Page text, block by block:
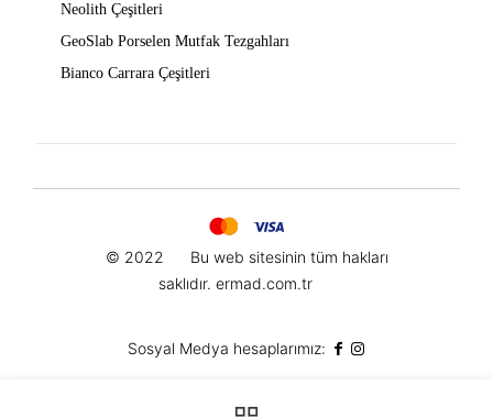
Neolith Çeşitleri
GeoSlab Porselen Mutfak Tezgahları
Bianco Carrara Çeşitleri
© 2022 Bu web sitesinin tüm hakları
saklıdır. ermad.com.tr
Sosyal Medya hesaplarımız: